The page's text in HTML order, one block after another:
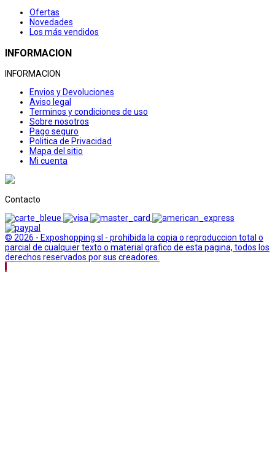
Ofertas
Novedades
Los más vendidos
INFORMACION
INFORMACION
Envios y Devoluciones
Aviso legal
Terminos y condiciones de uso
Sobre nosotros
Pago seguro
Politica de Privacidad
Mapa del sitio
Mi cuenta
Contacto
© 2026 - Exposhopping sl - prohibida la copia o reproduccion total o
parcial de cualquier texto o material grafico de esta pagina, todos los
derechos reservados por sus creadores.